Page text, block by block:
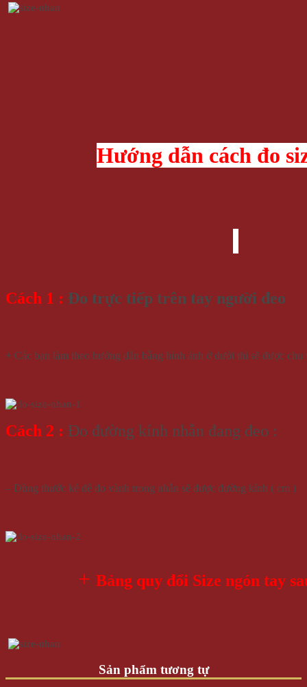
Hướng dẫn cách đo
Cách 1 : Đo trực tiếp trên tay người đeo
+ Các bạn làm theo hướng dẫn bằng hình ảnh ở dưới thì sẽ được chu
Cách 2 : Đo đường kính nhẫn đang đeo :
– Dùng thước kẻ để đo vành trong nhẫn sẽ được đường kính ( cm )
+ Bảng quy đổi Size ngón tay
Sản phẩm tương tự